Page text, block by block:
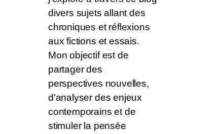
divers sujets allant des
chroniques et réflexions
aux fictions et essais.
Mon objectif est de
partager des
perspectives nouvelles,
d'analyser des enjeux
contemporains et de
stimuler la pensée